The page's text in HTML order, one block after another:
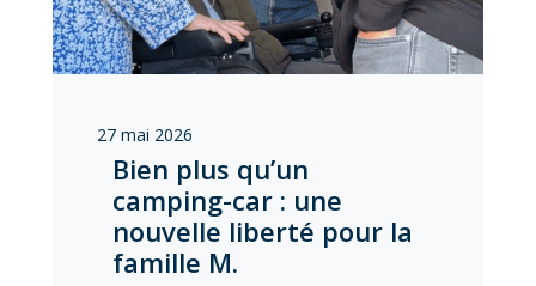
27 mai 2026
Bien plus qu’un
camping-car : une
nouvelle liberté pour la
famille M.